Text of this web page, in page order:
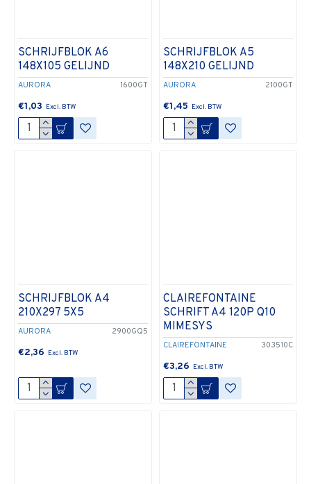
AURORA 1600GT
SCHRIJFBLOK A6
148X105 GELIJND
€1,03
AURORA 2100GT
SCHRIJFBLOK A5
148X210 GELIJND
€1,45
AURORA 2900GQ5
SCHRIJFBLOK A4
210X297 5X5
€2,36
CLAIREFONTAINE 303510C
CLAIREFONTAINE
SCHRIFT A4 120P Q10
MIMESYS
€3,26